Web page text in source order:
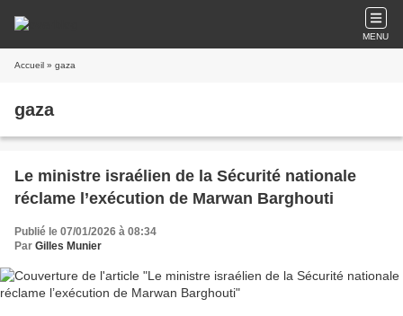
MENU
Accueil » gaza
gaza
Le ministre israélien de la Sécurité nationale
réclame l’exécution de Marwan Barghouti
Publié le 07/01/2026 à 08:34
Par Gilles Munier